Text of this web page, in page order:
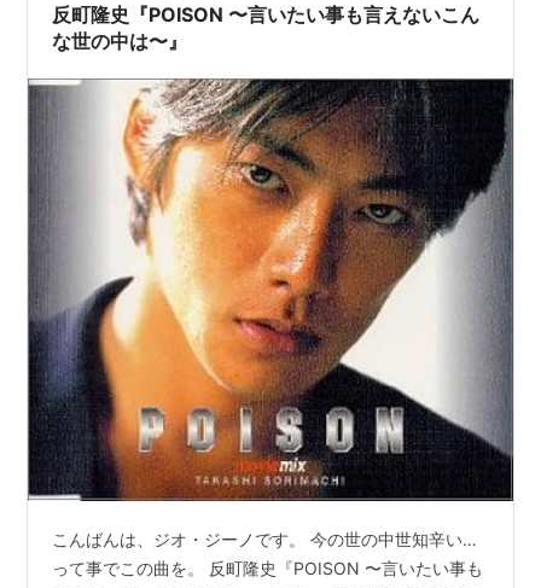
反町隆史『POISON 〜言いたい事も言えないこん
な世の中は〜』
こんばんは、ジオ・ジーノです。 今の世の中世知辛い…
って事でこの曲を。 反町隆史『POISON 〜言いたい事も